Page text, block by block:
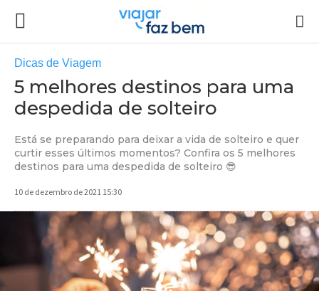
Dicas de Viagem
5 melhores destinos para uma
despedida de solteiro
Está se preparando para deixar a vida de solteiro e quer
curtir esses últimos momentos? Confira os 5 melhores
destinos para uma despedida de solteiro 😎
10 de dezembro de 2021 15:30